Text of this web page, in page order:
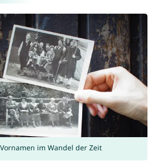
im Wandel der Zeit